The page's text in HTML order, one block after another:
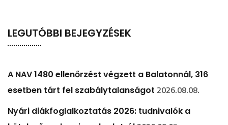
LEGUTÓBBI BEJEGYZÉSEK
A NAV 1480 ellenőrzést végzett a Balatonnál, 316
esetben tárt fel szabálytalanságot 2026.08.08.
Nyári diákfoglalkoztatás 2026: tudnivalók a